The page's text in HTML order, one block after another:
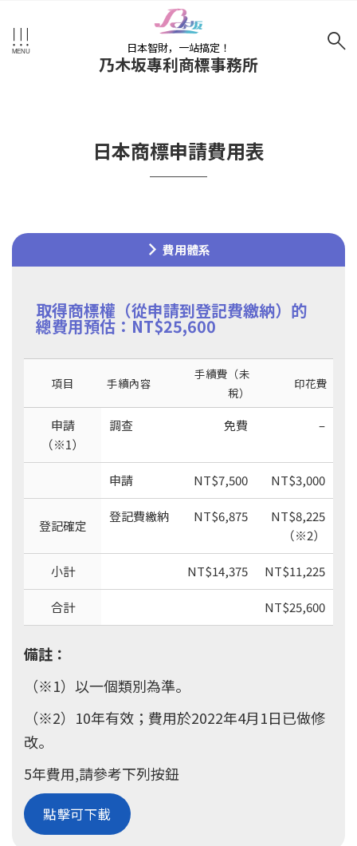
日本智財，一站搞定！
乃木坂專利商標事務所
日本商標申請費用表
費用體系
取得商標權（從申請到登記費繳納）的
總費用預估：NT$25,600
項目 手續內容
手續費（未
稅）
印花費
申請
（※1）
調查 免費 –
申請 NT$7,500 NT$3,000
登記確定
登記費繳納 NT$6,875
NT$8,225
（※2）
小計 NT$14,375 NT$11,225
合計 NT$25,600
備註：
（※1）以一個類別為準。
（※2）10年有效；費用於2022年4月1日已做修
改。
5年費用,請參考下列按鈕
點擊可下載